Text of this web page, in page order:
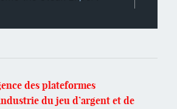
des plateformes
du jeu d’argent et de